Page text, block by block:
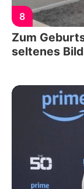
8
Zum
seltenes